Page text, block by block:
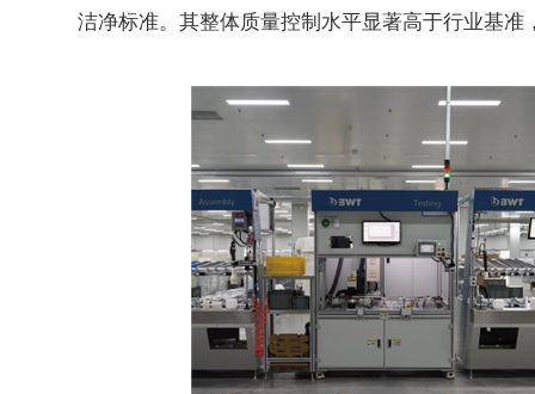
洁净标准。其整体质量控制水平显著高于行业基